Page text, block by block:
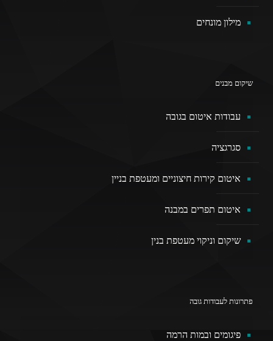
מילון מונחים
שיקום מבנים
עבודות איטום בגובה
סגרגציה
איטום קירות חיצוניים ומעטפת בניין
איטום תפרים במבנה
שיקום וניקוי מעטפת בנין
פתרונות לעבודות גובה
פיגומים ובמות הרמה